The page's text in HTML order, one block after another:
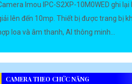
Imou IPC-S2XP-10M0WED ghi
lên đến 10mp. Thiết bị được trang bị
loa và âm thanh, AI thông minh...
CAMERA THEO CHỨC NĂNG